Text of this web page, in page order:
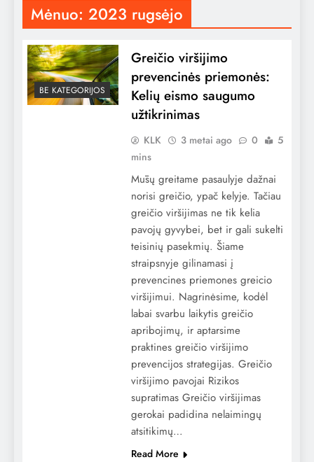
Mėnuo: 2023 rugsėjo
BE KATEGORIJOS
Greičio viršijimo
prevencinės priemonės:
Kelių eismo saugumo
užtikrinimas
KLK 3 metai ago 0
5
mins
Mūsų greitame pasaulyje dažnai
norisi greičio, ypač kelyje. Tačiau
greičio viršijimas ne tik kelia
pavojų gyvybei, bet ir gali sukelti
teisinių pasekmių. Šiame
straipsnyje gilinamasi į
prevencines priemones greicio
viršijimui. Nagrinėsime, kodėl
labai svarbu laikytis greičio
apribojimų, ir aptarsime
praktines greičio viršijimo
prevencijos strategijas. Greičio
viršijimo pavojai Rizikos
supratimas Greičio viršijimas
gerokai padidina nelaimingų
atsitikimų…
Read More